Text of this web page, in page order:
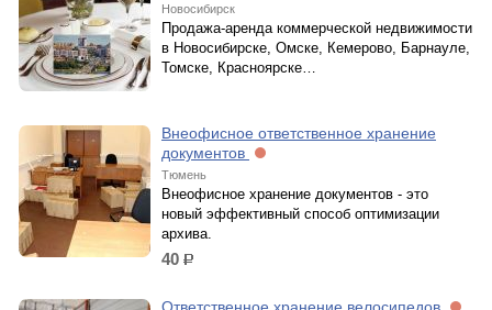
Новосибирск
Продажа-аренда коммерческой недвижимости
в Новосибирске, Омске, Кемерово, Барнауле,
Томске, Красноярске…
Внеофисное ответственное хранение
документов
Тюмень
Внеофисное хранение документов - это
новый эффективный способ оптимизации
архива.
40 р.